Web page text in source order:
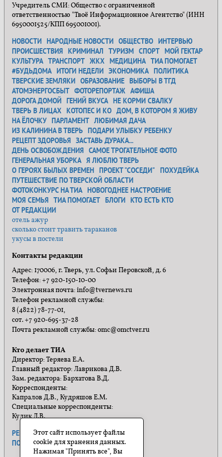
Учредитель СМИ: Общество с ограниченной
ответственностью "Твоё Информационное Агентство" (ИНН
6950001525/КПП 695001001).
НОВОСТИ НАРОДНЫЕ НОВОСТИ ОБЩЕСТВО ИНТЕРВЬЮ
ПРОИСШЕСТВИЯ КРИМИНАЛ ТУРИЗМ СПОРТ МОЙ ГЕКТАР
КУЛЬТУРА ТРАНСПОРТ ЖКХ МЕДИЦИНА ТИА ПОМОГАЕТ
#БУДЬДОМА ИТОГИ НЕДЕЛИ ЭКОНОМИКА ПОЛИТИКА
ТВЕРСКИЕ ЗЕМЛЯКИ ОБРАЗОВАНИЕ ВЫБОРЫ В ТГД
АТОМЭНЕРГОСБЫТ ФОТОРЕПОРТАЖ АФИША
ДОРОГА ДОМОЙ ГЕНИЙ ВКУСА НЕ КОРМИ СВАЛКУ
ТВЕРЬ В ЛИЦАХ КОТОПЕС И КО ДОМ, В КОТОРОМ Я ЖИВУ
НА ЁЛОЧКУ ПАРЛАМЕНТ ЛЮБИМАЯ ДАЧА
ИЗ КАЛИНИНА В ТВЕРЬ ПОДАРИ УЛЫБКУ РЕБЕНКУ
РЕЦЕПТ ЗДОРОВЬЯ ЗАСТАВЬ ДУРАКА...
ДЕНЬ ОСВОБОЖДЕНИЯ САМОЕ ТРОГАТЕЛЬНОЕ ФОТО
ГЕНЕРАЛЬНАЯ УБОРКА Я ЛЮБЛЮ ТВЕРЬ
О ГЕРОЯХ БЫЛЫХ ВРЕМЕН ПРОЕКТ "СОСЕДИ"
ПОХУДЕЙКА
ПУТЕШЕСТВИЕ ПО ТВЕРСКОЙ ОБЛАСТИ
ФОТОКОНКУРС НА ТИА НОВОГОДНЕЕ НАСТРОЕНИЕ
МОЯ СЕМЬЯ ТИА ПОМОГАЕТ БЛОГИ КТО ЕСТЬ КТО
ОТ РЕДАКЦИИ
отель ажур
сколько стоит травить тараканов
укусы в постели
Контакты редакции
Адрес: 170006, г. Тверь, ул. Софьи Перовской, д. 6
Телефон: +7 920-150-10-00
Электронная почта: info@tvernews.ru
Телефон рекламной службы:
8 (4822) 78-77-01,
сот. +7 920-695-37-28
Почта рекламной службы: omc@omctver.ru
Кто делает ТИА
Директор: Теряева Е.А.
Главный редактор: Лаврикова Д.В.
Зам. редактора: Бархатова В.Д.
Корреспонденты:
Капралов Д.В., Кудряшов Е.М.
Специальные корреспонденты:
Кулик Л.В.
РЕКЛАМА ПРАВИЛА САЙТА
ПОЛИТИКА КОНФИДЕНЦИАЛЬНОСТИ
Этот сайт использует файлы
cookie для хранения данных.
Нажимая "Принять все", Вы